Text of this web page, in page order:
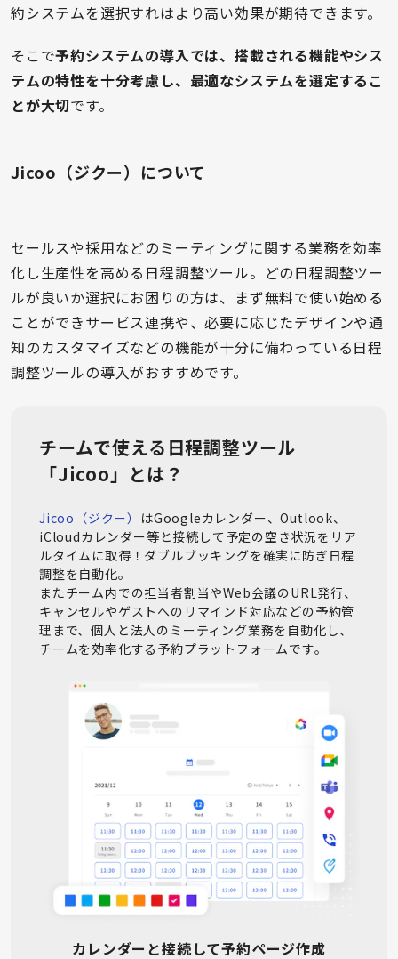
約システムを選択すれはより高い効果が期待できます。
そこで予約システムの導入では、搭載される機能やシス
テムの特性を十分考慮し、最適なシステムを選定するこ
とが大切です。
Jicoo（ジクー）について
セールスや採用などのミーティングに関する業務を効率
化し生産性を高める日程調整ツール。どの日程調整ツー
ルが良いか選択にお困りの方は、まず無料で使い始める
ことができサービス連携や、必要に応じたデザインや通
知のカスタマイズなどの機能が十分に備わっている日程
調整ツールの導入がおすすめです。
チームで使える日程調整ツール
「Jicoo」とは？
Jicoo（ジクー） はGoogleカレンダー、Outlook、
iCloudカレンダー等と接続して予定の空き状況をリア
ルタイムに取得！ダブルブッキングを確実に防ぎ日程
調整を自動化。
またチーム内での担当者割当やWeb会議のURL発行、
キャンセルやゲストへのリマインド対応などの予約管
理まで、個人と法人のミーティング業務を自動化し、
チームを効率化する予約プラットフォームです。
カレンダーと接続して予約ページ作成